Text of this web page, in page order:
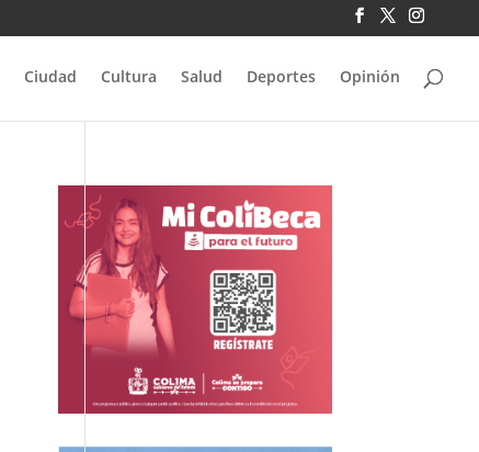
Ciudad Cultura Salud Deportes Opinión